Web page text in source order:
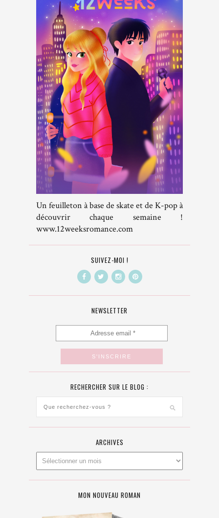
Un feuilleton à base de skate et de K-pop à
découvrir chaque semaine !
www.12weeksromance.com
SUIVEZ-MOI !
NEWSLETTER
RECHERCHER SUR LE BLOG :
ARCHIVES
MON NOUVEAU ROMAN